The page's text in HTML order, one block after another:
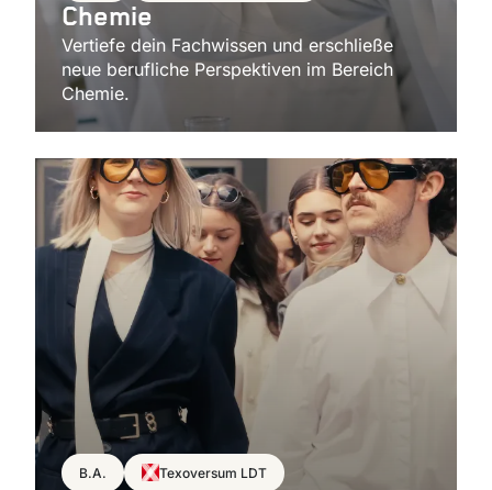
Chemie
Vertiefe dein Fachwissen und erschließe
neue berufliche Perspektiven im Bereich
Chemie.
B.A. Texoversum LDT